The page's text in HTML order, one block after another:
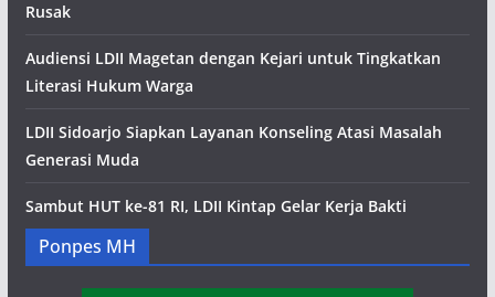
Rusak
Audiensi LDII Magetan dengan Kejari untuk Tingkatkan
Literasi Hukum Warga
LDII Sidoarjo Siapkan Layanan Konseling Atasi Masalah
Generasi Muda
Sambut HUT ke-81 RI, LDII Kintap Gelar Kerja Bakti
Ponpes MH